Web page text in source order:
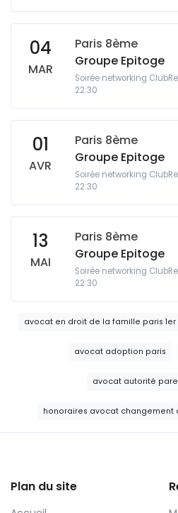
04
MAR
Paris 8ème
Groupe Epitoge
Soirée networking
22:30
01
AVR
Paris 8ème
Groupe Epitoge
Soirée networking
22:30
13
MAI
Paris 8ème
Groupe Epitoge
Soirée networking
22:30
avocat en droit de la famille paris 1er
avocat adoption paris
avocat autorité
honoraires avocat changement
Plan du site